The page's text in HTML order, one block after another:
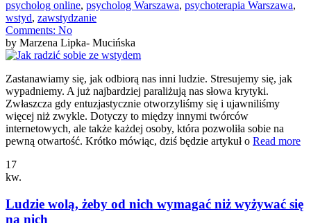
psycholog online, psycholog Warszawa, psychoterapia Warszawa,
wstyd, zawstydzanie
Comments: No
by Marzena Lipka- Mucińska
Zastanawiamy się, jak odbiorą nas inni ludzie. Stresujemy się, jak
wypadniemy. A już najbardziej paraliżują nas słowa krytyki.
Zwłaszcza gdy entuzjastycznie otworzyliśmy się i ujawniliśmy
więcej niż zwykle. Dotyczy to między innymi twórców
internetowych, ale także każdej osoby, która pozwoliła sobie na
pewną otwartość. Krótko mówiąc, dziś będzie artykuł o Read more
17
kw.
Ludzie wolą, żeby od nich wymagać niż wyżywać się
na nich